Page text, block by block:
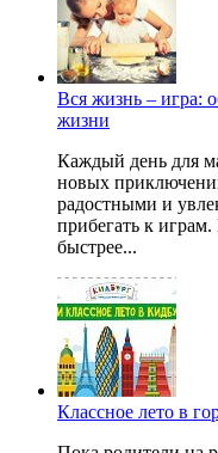
Вся жизнь – игра:
жизни
Каждый день для
новых
радостными и
прибегать к
быстрее...
Классное лето в